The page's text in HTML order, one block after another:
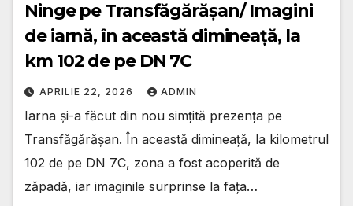
Ninge pe Transfăgărășan/ Imagini
de iarnă, în această dimineață, la
km 102 de pe DN 7C
APRILIE 22, 2026 ADMIN
Iarna și-a făcut din nou simțită prezența pe
Transfăgărășan. În această dimineață, la kilometrul
102 de pe DN 7C, zona a fost acoperită de
zăpadă, iar imaginile surprinse la fața…